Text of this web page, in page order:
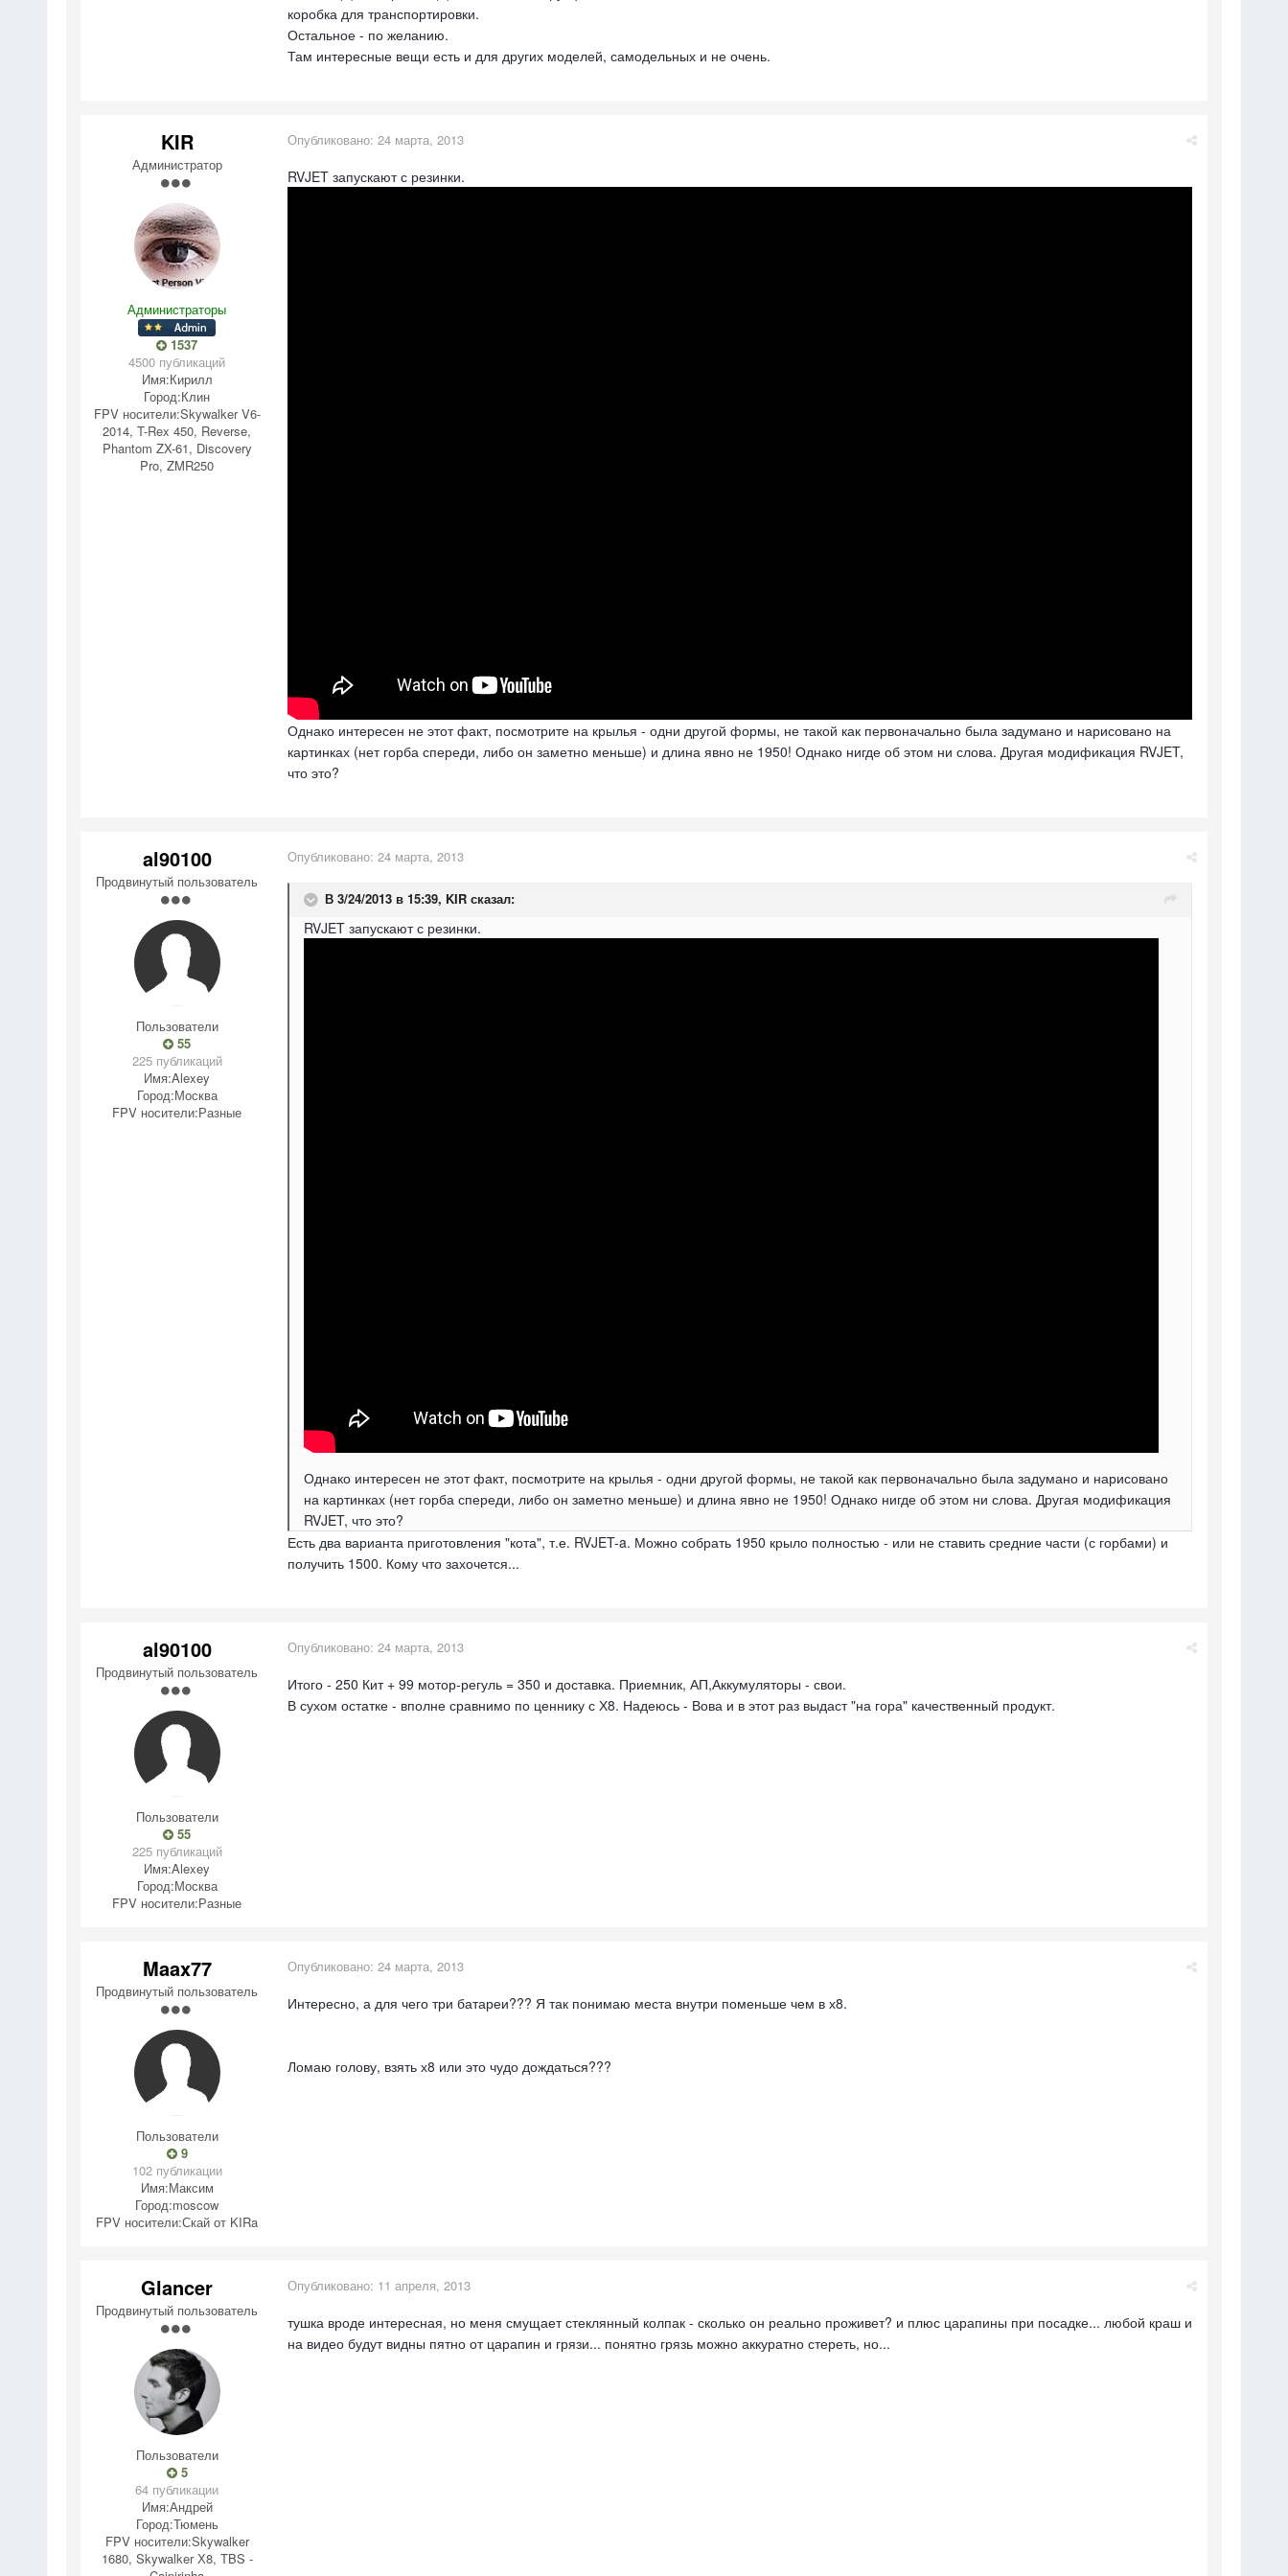
коробка для транспортировки.
Остальное - по желанию.
Там интересные вещи есть и для других моделей, самодельных и не очень.
KIR
Администратор
Администраторы
1537
4500 публикаций
Имя:Кирилл
Город:Клин
FPV носители:Skywalker V6-
2014, T-Rex 450, Reverse,
Phantom ZX-61, Discovery
Pro, ZMR250
Опубликовано: 24 марта, 2013
RVJET запускают с резинки.
Однако интересен не этот факт, посмотрите на крылья - одни другой формы, не такой как первоначально была задумано и нарисовано на
картинках (нет горба спереди, либо он заметно меньше) и длина явно не 1950! Однако нигде об этом ни слова. Другая модификация RVJET,
что это?
al90100
Продвинутый пользователь
Пользователи
55
225 публикаций
Имя:Alexey
Город:Москва
FPV носители:Разные
Опубликовано: 24 марта, 2013
В 3/24/2013 в 15:39, KIR сказал:
RVJET запускают с резинки.
Однако интересен не этот факт, посмотрите на крылья - одни другой формы, не такой как первоначально была задумано и нарисовано
на картинках (нет горба спереди, либо он заметно меньше) и длина явно не 1950! Однако нигде об этом ни слова. Другая модификация
RVJET, что это?
Есть два варианта приготовления "кота", т.е. RVJET-a. Можно собрать 1950 крыло полностью - или не ставить средние части (с горбами) и
получить 1500. Кому что захочется...
al90100
Продвинутый пользователь
Пользователи
55
225 публикаций
Имя:Alexey
Город:Москва
FPV носители:Разные
Опубликовано: 24 марта, 2013
Итого - 250 Кит + 99 мотор-регуль = 350 и доставка. Приемник, АП,Аккумуляторы - свои.
В сухом остатке - вполне сравнимо по ценнику с Х8. Надеюсь - Вова и в этот раз выдаст "на гора" качественный продукт.
Maax77
Продвинутый пользователь
Пользователи
9
102 публикации
Имя:Максим
Город:moscow
FPV носители:Скай от KIRa
Опубликовано: 24 марта, 2013
Интересно, а для чего три батареи??? Я так понимаю места внутри поменьше чем в х8.
Ломаю голову, взять х8 или это чудо дождаться???
Glancer
Продвинутый пользователь
Пользователи
5
64 публикации
Имя:Андрей
Город:Тюмень
FPV носители:Skywalker
1680, Skywalker Х8, TBS -
Опубликовано: 11 апреля, 2013
тушка вроде интересная, но меня смущает стеклянный колпак - сколько он реально проживет? и плюс царапины при посадке... любой краш и
на видео будут видны пятно от царапин и грязи... понятно грязь можно аккуратно стереть, но...